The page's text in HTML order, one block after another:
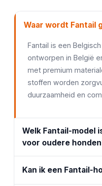
Waar wordt Fantail
Fantail is een
ontworpen in België
met premium
stoffen worden
duurzaamheid en
Welk Fantail-model
voor oudere
Kan ik een Fantail-